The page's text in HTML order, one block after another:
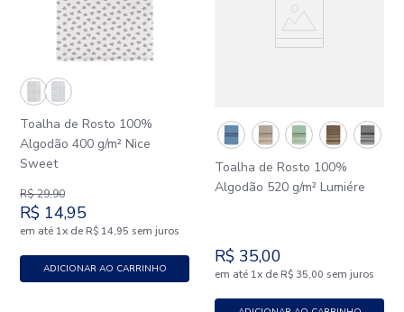
Toalha de Rosto 100%
Algodão 400 g/m² Nice
Sweet
R$29,90
R$ 14,95
em até 1x de R$ 14,95 sem juros
ADICIONAR AO CARRINHO
Toalha de Rosto 100%
Algodão 520 g/m² Lumiére
R$ 35,00
em até 1x de R$ 35,00 sem juros